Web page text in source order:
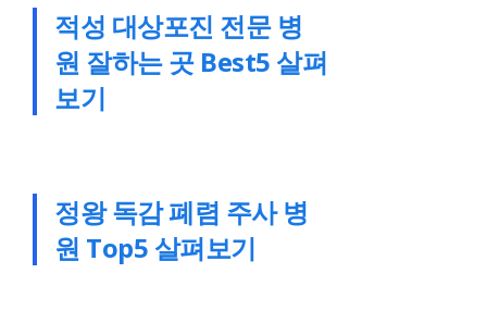
적성 대상포진 전문 병
원 잘하는 곳 Best5 살펴
보기
정왕 독감 폐렴 주사 병
원 Top5 살펴보기